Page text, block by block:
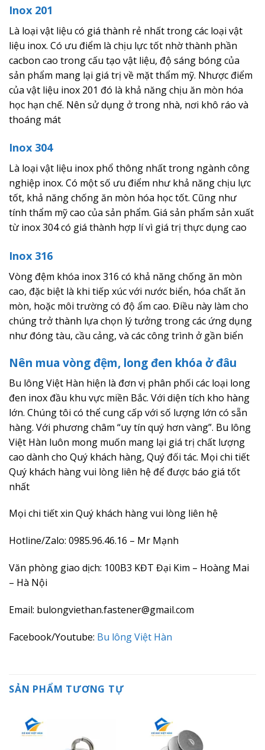
Inox 201
Là loại vật liệu có giá thành rẻ nhất trong các loại vật
liệu inox. Có ưu điểm là chịu lực tốt nhờ thành phần
cacbon cao trong cấu tạo vật liệu, độ sáng bóng của
sản phẩm mang lại giá trị về mặt thẩm mỹ. Nhược điểm
của vật liệu inox 201 đó là khả năng chịu ăn mòn hóa
học hạn chế. Nên sử dụng ở trong nhà, nơi khô ráo và
thoáng mát
Inox 304
Là loại vật liệu inox phổ thông nhất trong ngành công
nghiệp inox. Có một số ưu điểm như khả năng chịu lực
tốt, khả năng chống ăn mòn hóa học tốt. Cũng như
tính thẩm mỹ cao của sản phẩm. Giá sản phẩm sản xuất
từ inox 304 có giá thành hợp lí vì giá trị thực dụng cao
Inox 316
Vòng đệm khóa inox 316 có khả năng chống ăn mòn
cao, đặc biệt là khi tiếp xúc với nước biển, hóa chất ăn
mòn, hoặc môi trường có độ ẩm cao. Điều này làm cho
chúng trở thành lựa chọn lý tưởng trong các ứng dụng
như đóng tàu, cầu cảng, và các công trình ở gần biển
Nên mua vòng đệm, long đen khóa ở đâu
Bu lông Việt Hàn hiện là đơn vị phân phối các loại long
đen inox đầu khu vực miền Bắc. Với diện tích kho hàng
lớn. Chúng tôi có thể cung cấp với số lượng lớn có sẵn
hàng. Với phương châm “uy tín quý hơn vàng”. Bu lông
Việt Hàn luôn mong muốn mang lại giá trị chất lượng
cao dành cho Quý khách hàng, Quý đối tác. Mọi chi tiết
Quý khách hàng vui lòng liên hệ để được báo giá tốt
nhất
Mọi chi tiết xin Quý khách hàng vui lòng liên hệ
Hotline/Zalo: 0985.96.46.16 – Mr Mạnh
Văn phòng giao dịch: 100B3 KĐT Đại Kim – Hoàng Mai
– Hà Nội
Email: bulongviethan.fastener@gmail.com
Facebook/Youtube: Bu lông Việt Hàn
SẢN PHẨM TƯƠNG TỰ